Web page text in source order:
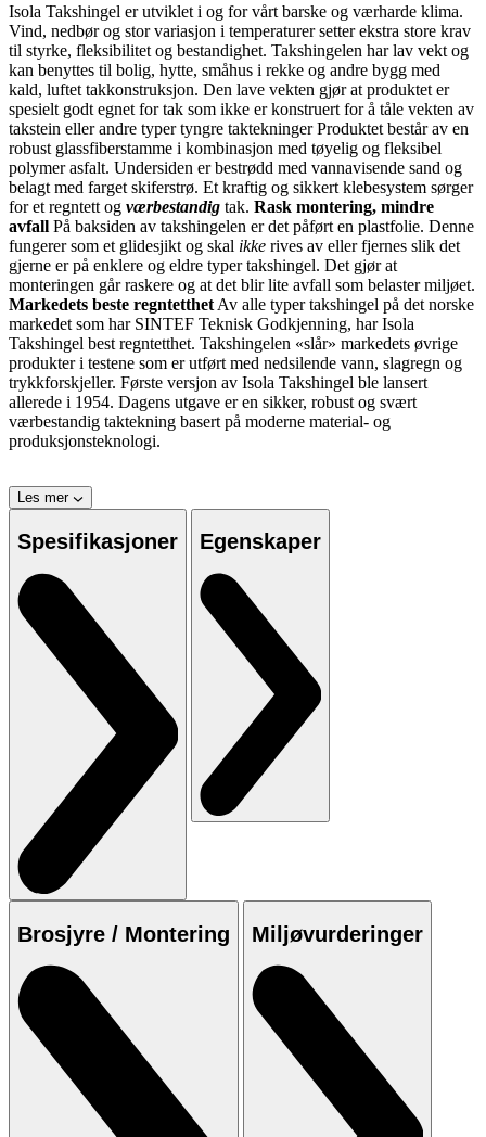
Isola Takshingel er utviklet i og for vårt barske og værharde klima.
Vind, nedbør og stor variasjon i temperaturer setter ekstra store krav
til styrke, fleksibilitet og bestandighet. Takshingelen har lav vekt og
kan benyttes til bolig, hytte, småhus i rekke og andre bygg med
kald, luftet takkonstruksjon. Den lave vekten gjør at produktet er
spesielt godt egnet for tak som ikke er konstruert for å tåle vekten av
takstein eller andre typer tyngre taktekninger Produktet består av en
robust glassfiberstamme i kombinasjon med tøyelig og fleksibel
polymer asfalt. Undersiden er bestrødd med vannavisende sand og
belagt med farget skiferstrø. Et kraftig og sikkert klebesystem sørger
for et regntett og værbestandig tak. Rask montering, mindre
avfall På baksiden av takshingelen er det påført en plastfolie. Denne
fungerer som et glidesjikt og skal ikke rives av eller fjernes slik det
gjerne er på enklere og eldre typer takshingel. Det gjør at
monteringen går raskere og at det blir lite avfall som belaster miljøet.
Markedets beste regntetthet Av alle typer takshingel på det norske
markedet som har SINTEF Teknisk Godkjenning, har Isola
Takshingel best regntetthet. Takshingelen «slår» markedets øvrige
produkter i testene som er utført med nedsilende vann, slagregn og
trykkforskjeller. Første versjon av Isola Takshingel ble lansert
allerede i 1954. Dagens utgave er en sikker, robust og svært
værbestandig taktekning basert på moderne material- og
produksjonsteknologi.
Les mer
Spesifikasjoner Egenskaper
Brosjyre / Montering Miljøvurderinger